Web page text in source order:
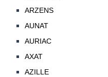
ARZENS
AUNAT
AURIAC
AXAT
AZILLE